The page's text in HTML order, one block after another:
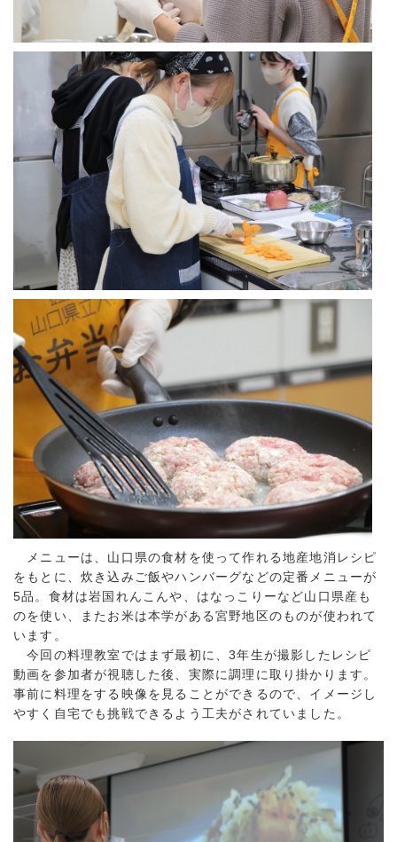
メニューは、山口県の食材を使って作れる地産地消レシピ
をもとに、炊き込みご飯やハンバーグなどの定番メニューが
5品。食材は岩国れんこんや、はなっこりーなど山口県産も
のを使い、またお米は本学がある宮野地区のものが使われて
います。
今回の料理教室ではまず最初に、3年生が撮影したレシピ
動画を参加者が視聴した後、実際に調理に取り掛かります。
事前に料理をする映像を見ることができるので、イメージし
やすく自宅でも挑戦できるよう工夫がされていました。